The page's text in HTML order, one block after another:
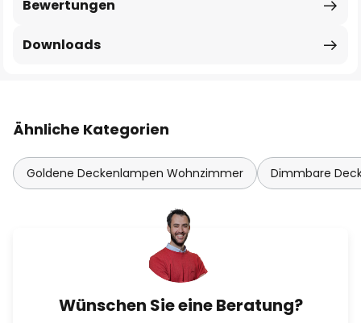
Bewertungen
Downloads
Ähnliche Kategorien
Goldene Deckenlampen Wohnzimmer Dimmbare
Wünschen Sie eine Beratung?